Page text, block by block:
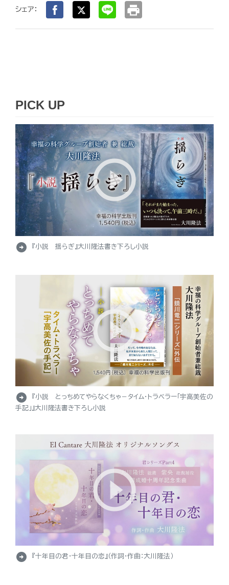
シェア： print
PICK UP
arrow_circle_right 『小説 揺らぎ』大川隆法書き下ろし小説
arrow_circle_right
『小説 とっちめてやらなくちゃ－タイム・トラベラー「宇高美佐の
手記」』大川隆法書き下ろし小説
arrow_circle_right 『十年目の君・十年目の恋』（作詞・作曲：大川隆法）